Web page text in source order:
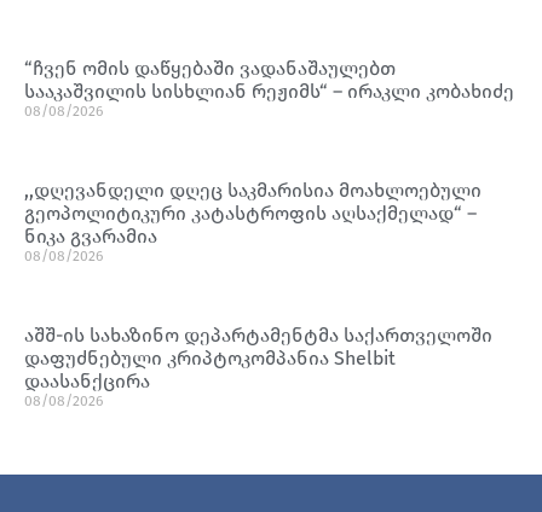
“ჩვენ ომის დაწყებაში ვადანაშაულებთ
სააკაშვილის სისხლიან რეჟიმს“ – ირაკლი კობახიძე
08/08/2026
,,დღევანდელი დღეც საკმარისია მოახლოებული
გეოპოლიტიკური კატასტროფის აღსაქმელად“ –
ნიკა გვარამია
08/08/2026
აშშ-ის სახაზინო დეპარტამენტმა საქართველოში
დაფუძნებული კრიპტოკომპანია Shelbit
დაასანქცირა
08/08/2026